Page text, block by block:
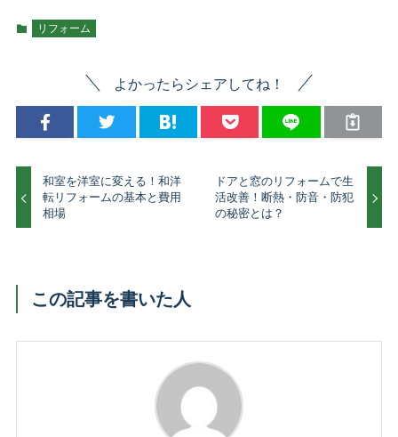
リフォーム
よかったらシェアしてね！
和室を洋室に変える！和洋
転リフォームの基本と費用
相場
ドアと窓のリフォームで生
活改善！断熱・防音・防犯
の秘密とは？
この記事を書いた人